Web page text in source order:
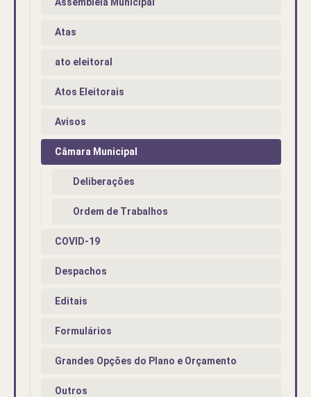
Atas
ato eleitoral
Atos Eleitorais
Avisos
Câmara Municipal
Deliberações
Ordem de Trabalhos
COVID-19
Despachos
Editais
Formulários
Grandes Opções do Plano e Orçamento
Outros